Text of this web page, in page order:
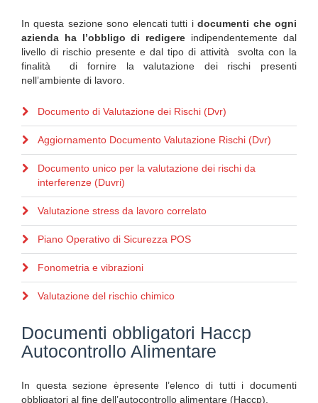
In questa sezione sono elencati tutti idocumenti che ogni
azienda ha l’obbligo di redigere indipendentemente dal
livello di rischio presente e dal tipo di attività svolta con la
finalità di fornire la valutazione dei rischi presenti
nell’ambiente di lavoro.
Documento di Valutazione dei Rischi (Dvr)
Aggiornamento Documento Valutazione Rischi (Dvr)
Documento unico per la valutazione dei rischi da
interferenze (Duvri)
Valutazione stress da lavoro correlato
Piano Operativo di Sicurezza POS
Fonometria e vibrazioni
Valutazione del rischio chimico
Documenti obbligatori Haccp
Autocontrollo Alimentare
In questa sezione èpresente l’elenco di tutti i documenti
obbligatori al fine dell’autocontrollo alimentare (Haccp).